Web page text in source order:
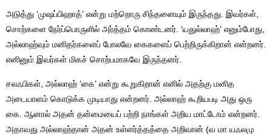
அடுத்து ‘முஷப்பிஹாத்’ என்று மற்றொரு சிந்தனையும் இருந்தது. இவர்கள்,
சொற்களை நேர்ப்பொருளில் அர்த்தம் கொண்டனர். ‘யதுல்லாஹ்’ எனும்போது,
அல்லாஹ்வும் மனிதர்களைப் போலவே கைகளைப் பெற்றிருக்கிறான் என்றனர்.
எனினும் இவர்கள் மிகச் சொற்பமாகவே இருந்தனர்.
சலஃபிகள், அல்லாஹ் ‘கை’ என்று கூறுகிறான் எனில் அதற்கு மனித
அடையாளம் கொடுக்க முடியாது என்றனர். அல்லாஹ் கூறியபடி அது ஒரு
கை. ஆனால் அதன் தன்மையைப் பற்றி நாங்கள் அறிய மாட்டோம் என்றனர்.
அதாவது அல்லாஹ்தான் அதன் உள்ளர்த்தத்தை அறிவான் (வ மா யஃலமு